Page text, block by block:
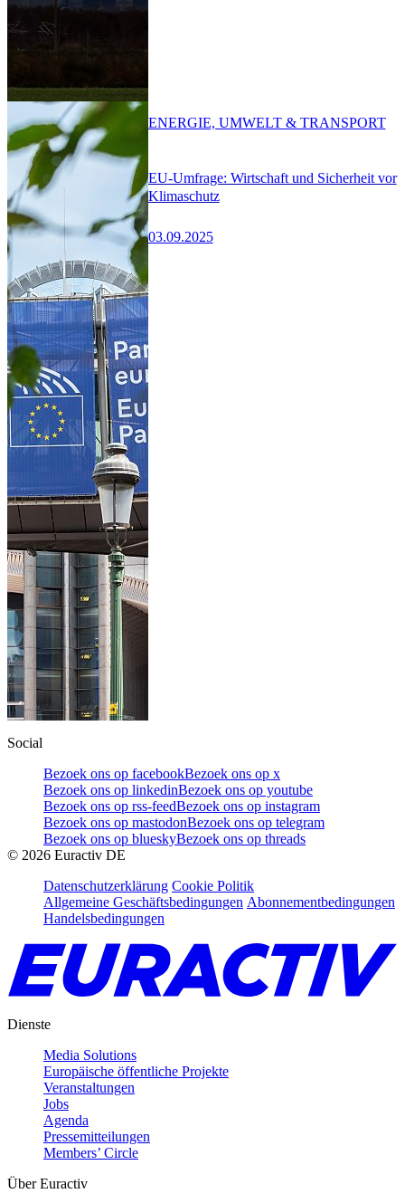
EU-Umfrage: Wirtschaft und Sicherheit vor
Klimaschutz
03.09.2025
ENERGIE, UMWELT & TRANSPORT
Social
Bezoek ons op facebookBezoek ons op x
Bezoek ons op linkedinBezoek ons op youtube
Bezoek ons op rss-feedBezoek ons op instagram
Bezoek ons op mastodonBezoek ons op telegram
Bezoek ons op blueskyBezoek ons op threads
© 2026 Euractiv DE
Datenschutzerklärung Cookie Politik
Allgemeine Geschäftsbedingungen Abonnementbedingungen
Handelsbedingungen
Dienste
Media Solutions
Europäische öffentliche Projekte
Veranstaltungen
Jobs
Agenda
Pressemitteilungen
Members’ Circle
Über Euractiv